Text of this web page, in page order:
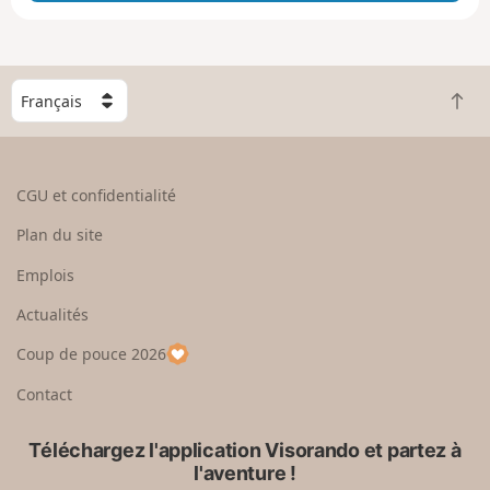
g
n
C
h
o
e
u
p
a
R
e
CGU et confidentialité
Plan du site
Emplois
Actualités
Coup de pouce 2026
Contact
Téléchargez l'application Visorando et partez à
l'aventure !